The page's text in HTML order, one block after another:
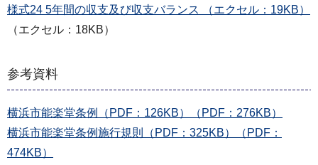
様式24 5年間の収支及び収支バランス （エクセル：19KB）
（エクセル：18KB）
参考資料
横浜市能楽堂条例（PDF：126KB）（PDF：276KB）
横浜市能楽堂条例施行規則（PDF：325KB）（PDF：
474KB）